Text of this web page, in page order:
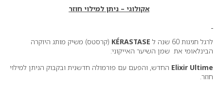
אקולוגי – ניתן למילוי חוזר
לרגל חגיגות 60 שנה ל KÉRASTASE (קרסטס) משיק מותג היוקרה
הבינלאומי את שמן השיער האייקוני:
Elixir Ultime החדש, והפעם עם פורמולה חדשנית ובקבוק הניתן למילוי
חוזר.